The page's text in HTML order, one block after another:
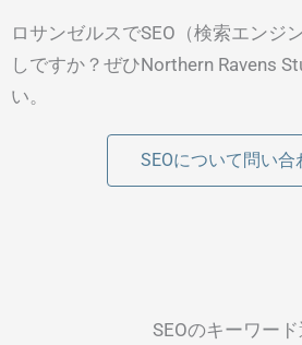
ロサンゼルスでSEO（検索エンジ
しですか？ぜひNorthern Ravens
い。
SEOについて問い合
SEOのキーワー